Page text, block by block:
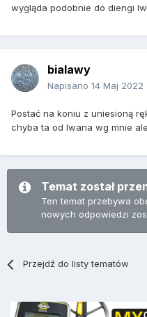
wygląda podobnie do diengi
bialawy
Napisano 14 Maj 2022
Postać na koniu z uniesioną
chyba ta od Iwana wg mnie
Temat został
Ten temat przebywa
nowych odpowiedzi
Przejdź do listy tematów